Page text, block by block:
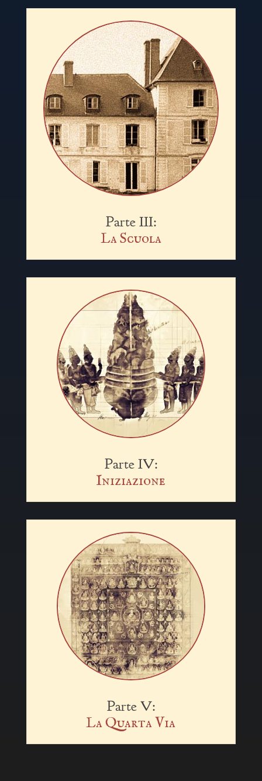
Parte III:
La Scuola
Parte IV:
Iniziazione
Parte V:
La Quarta Via